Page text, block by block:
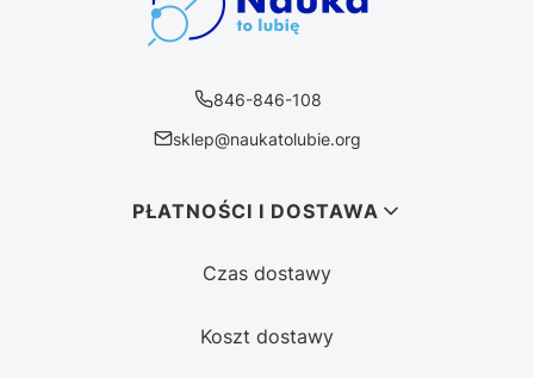
846-846-108
sklep@naukatolubie.org
Linki w stopcePŁATNOŚCI I DOSTAWA
Czas dostawy
Koszt dostawy